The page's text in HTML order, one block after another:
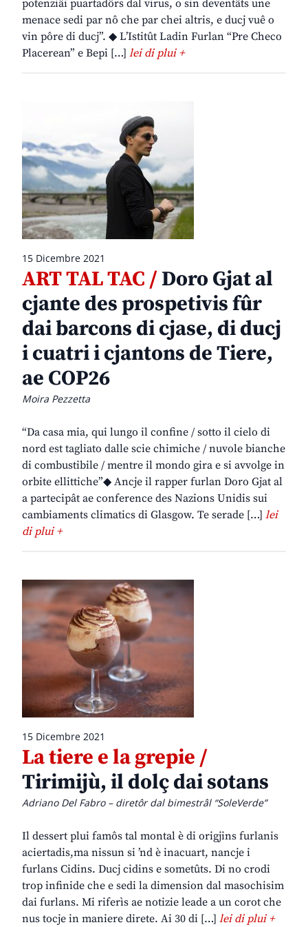
potenziâi puartadôrs dal virus, o sin deventâts une
menace sedi par nô che par chei altris, e ducj vuê o
vin pôre di ducj”. ◆ L’Istitût Ladin Furlan “Pre Checo
Placerean” e Bepi […] lei di plui +
15 Dicembre 2021
ART TAL TAC /Doro Gjat al
cjante des prospetivis fûr
dai barcons di cjase, di ducj
i cuatri i cjantons de Tiere,
ae COP26
Moira Pezzetta
“Da casa mia, qui lungo il confine / sotto il cielo di
nord est tagliato dalle scie chimiche / nuvole bianche
di combustibile / mentre il mondo gira e si avvolge in
orbite ellittiche”◆ Ancje il rapper furlan Doro Gjat al
a partecipât ae conference des Nazions Unidis sui
cambiaments climatics di Glasgow. Te serade […] lei
di plui +
15 Dicembre 2021
La tiere e la grepie /
Tirimijù, il dolç dai sotans
Adriano Del Fabro – diretôr dal bimestrâl “SoleVerde”
Il dessert plui famôs tal montal è di origjins furlanis
aciertadis,ma nissun si ’nd è inacuart, nancje i
furlans Cidins. Ducj cidins e sometûts. Di no crodi
trop infinide che e sedi la dimension dal masochisim
dai furlans. Mi riferìs ae notizie leade a un corot che
nus tocje in maniere direte. Ai 30 di […] lei di plui +